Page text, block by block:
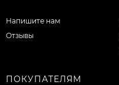
Напишите нам
Отзывы
ПОКУПАТЕЛЯМ